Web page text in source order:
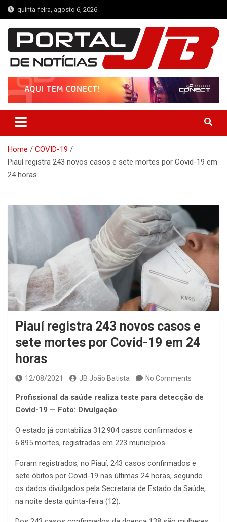
Skip
to
content
quinta-feira, agosto 6, 2026
Portal de Notícias JB
Notícias de Simplício Mendes e Região
Home
COVID-19
Piauí registra 243 novos casos e sete mortes por Covid-19 em
24 horas
Piauí registra 243 novos casos e
sete mortes por Covid-19 em 24
horas
12/08/2021 JB João Batista No Comments
Profissional da saúde realiza teste para detecção de
Covid-19 — Foto: Divulgação
O estado já contabiliza 312.904 casos confirmados e
6.895 mortes, registradas em 223 municípios.
Foram registrados, no Piauí, 243 casos confirmados e
sete óbitos por Covid-19 nas últimas 24 horas, segundo
os dados divulgados pela Secretaria de Estado da Saúde,
na noite desta quinta-feira (12).